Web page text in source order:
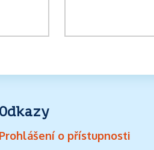
Odkazy
Prohlášení o přístupnosti